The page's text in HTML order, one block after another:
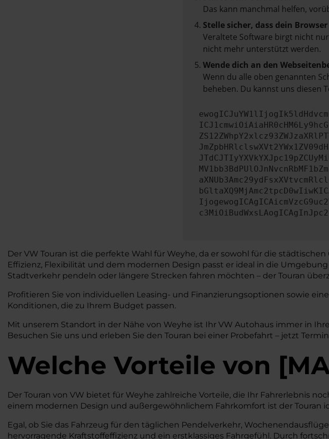
Das kann manchmal helfen,
Stelle sicher, dass dein
Veraltete Software birgt nicht
nicht mehr unterstützt werden.
Wende dich an den
Wenn du alle oben genannten
beheben. Du kannst uns diesen
Der VW Touran ist die perfekte Wahl für Weyhe, da er sowohl für die
Effizienz, Flexibilität und dem modernen Design passt er ideal in die
Stadtverkehr pendeln oder längere Strecken fahren möchten – der Touran
Profitieren Sie von individuellen Leasing- und Finanzierungsoptionen sowie
Konditionen, die zu Ihrem Budget passen.
Mit unserem Standort in der Nähe von Weyhe ist Ihr VW Autohaus immer in
Besuchen Sie uns und erleben Sie den Touran bei einer Probefahrt – jetzt
Welche Vorteile von [
Der Touran von VW bietet für Weyhe zahlreiche Vorteile, die Ihr Fahrerlebnis
einem modernen Design und außergewöhnlichem Fahrkomfort ist der Touran
Egal, ob Sie das Fahrzeug für den täglichen Pendelverkehr,
hervorragende Kraftstoffeffizienz und ein erstklassiges Fahrgefühl. Durch